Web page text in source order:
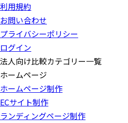
利用規約
お問い合わせ
プライバシーポリシー
ログイン
法人向け比較カテゴリー一覧
ホームページ
ホームページ制作
ECサイト制作
ランディングページ制作